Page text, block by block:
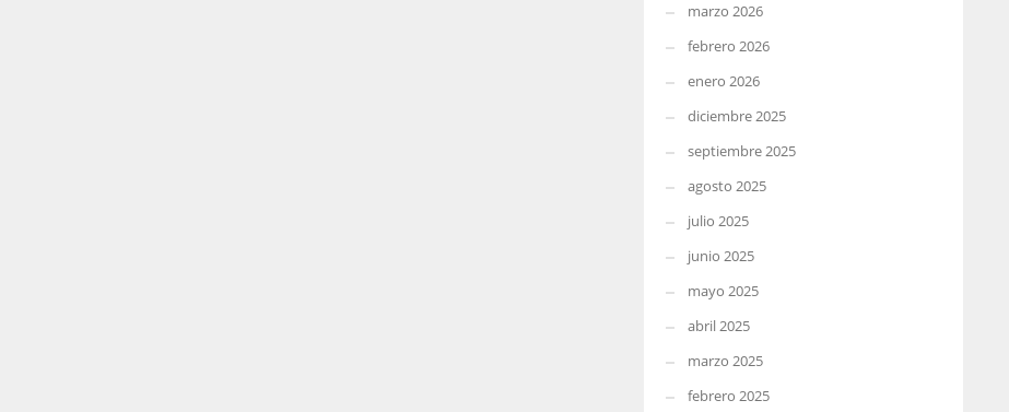
marzo 2026
febrero 2026
enero 2026
diciembre 2025
septiembre 2025
agosto 2025
julio 2025
junio 2025
mayo 2025
abril 2025
marzo 2025
febrero 2025